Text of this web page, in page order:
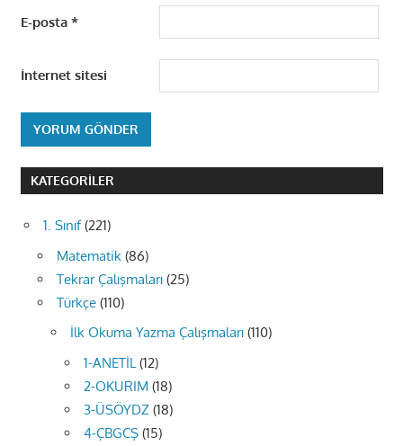
E-posta *
İnternet sitesi
KATEGORILER
1. Sınıf(221)
Matematik (86)
Tekrar Çalışmaları (25)
Türkçe (110)
İlk Okuma Yazma Çalışmaları (110)
1-ANETİL (12)
2-OKURIM (18)
3-ÜSÖYDZ (18)
4-ÇBGCŞ (15)